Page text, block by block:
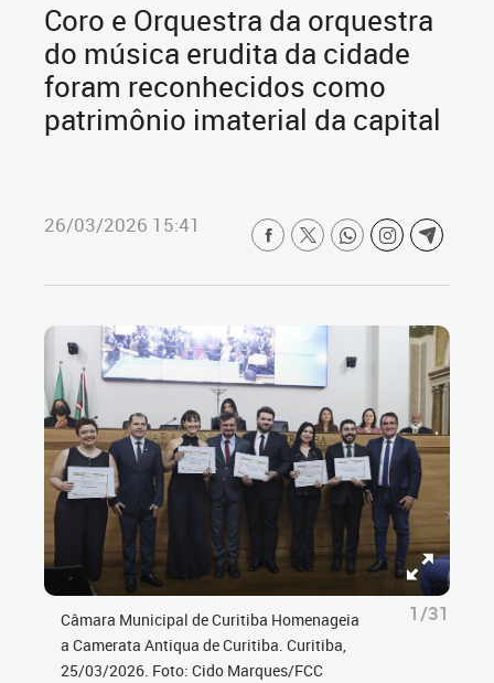
Coro e Orquestra da orquestra
do música erudita da cidade
foram reconhecidos como
patrimônio imaterial da capital
26/03/2026 15:41
Câmara Municipal de Curitiba Homenageia
a Camerata Antiqua de Curitiba. Curitiba,
25/03/2026. Foto: Cido Marques/FCC
1/31